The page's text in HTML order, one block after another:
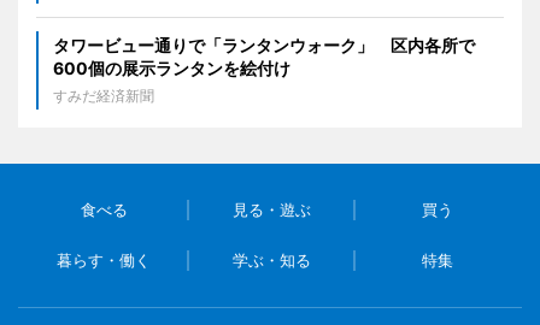
タワービュー通りで「ランタンウォーク」 区内各所で
600個の展示ランタンを絵付け
すみだ経済新聞
食べる 見る・遊ぶ 買う
暮らす・働く 学ぶ・知る 特集